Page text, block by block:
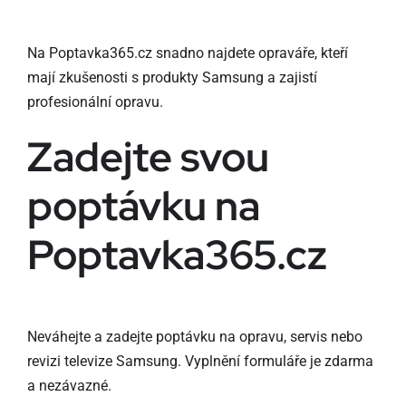
Na Poptavka365.cz snadno najdete opraváře, kteří
mají zkušenosti s produkty Samsung a zajistí
profesionální opravu.
Zadejte svou
poptávku na
Poptavka365.cz
Neváhejte a zadejte poptávku na opravu, servis nebo
revizi televize Samsung. Vyplnění formuláře je zdarma
a nezávazné.